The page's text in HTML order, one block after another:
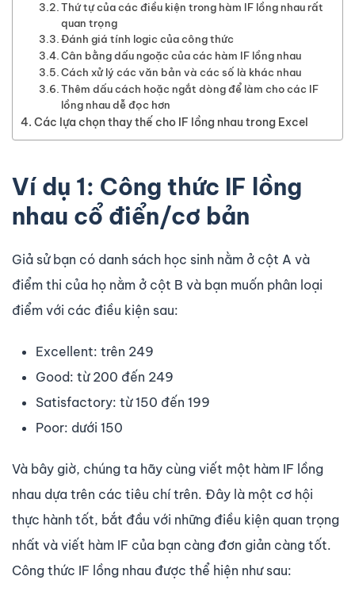
Thứ tự của các điều kiện trong hàm IF lồng nhau rất
quan trọng
Đánh giá tính logic của công thức
Cân bằng dấu ngoặc của các hàm IF lồng nhau
Cách xử lý các văn bản và các số là khác nhau
Thêm dấu cách hoặc ngắt dòng để làm cho các IF
lồng nhau dễ đọc hơn
Các lựa chọn thay thế cho IF lồng nhau trong Excel
Ví dụ 1: Công thức IF lồng
nhau cổ điển/cơ bản
Giả sử bạn có danh sách học sinh nằm ở cột A và
điểm thi của họ nằm ở cột B và bạn muốn phân loại
điểm với các điều kiện sau:
Excellent: trên 249
Good: từ 200 đến 249
Satisfactory: từ 150 đến 199
Poor: dưới 150
Và bây giờ, chúng ta hãy cùng viết một hàm IF lồng
nhau dựa trên các tiêu chí trên. Đây là một cơ hội
thực hành tốt, bắt đầu với những điều kiện quan trọng
nhất và viết hàm IF của bạn càng đơn giản càng tốt.
Công thức IF lồng nhau được thể hiện như sau: